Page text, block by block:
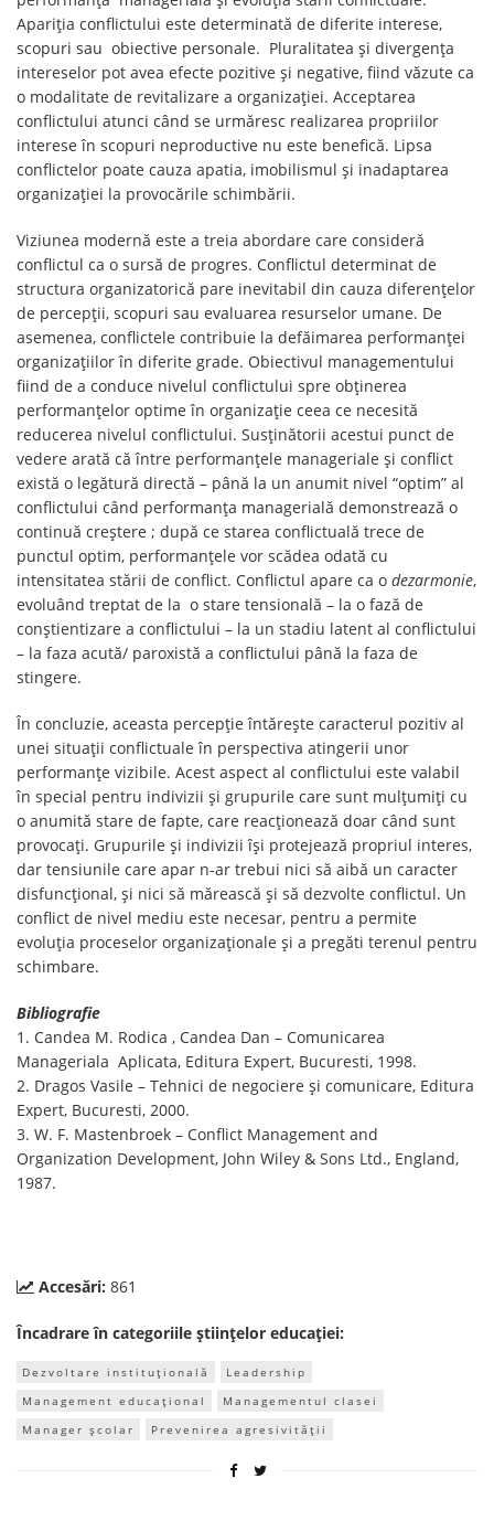
Apariția conflictului este determinată de diferite interese,
scopuri sau obiective personale. Pluralitatea și divergența
intereselor pot avea efecte pozitive și negative, fiind văzute ca
o modalitate de revitalizare a organizației. Acceptarea
conflictului atunci când se urmăresc realizarea propriilor
interese în scopuri neproductive nu este benefică. Lipsa
conflictelor poate cauza apatia, imobilismul și inadaptarea
organizației la provocările schimbării.
Viziunea modernă este a treia abordare care consideră
conflictul ca o sursă de progres. Conflictul determinat de
structura organizatorică pare inevitabil din cauza diferențelor
de percepții, scopuri sau evaluarea resurselor umane. De
asemenea, conflictele contribuie la defăimarea performanței
organizațiilor în diferite grade. Obiectivul managementului
fiind de a conduce nivelul conflictului spre obținerea
performanțelor optime în organizație ceea ce necesită
reducerea nivelul conflictului. Susținătorii acestui punct de
vedere arată că între performanțele manageriale și conflict
există o legătură directă – până la un anumit nivel “optim” al
conflictului când performanța managerială demonstrează o
continuă creștere ; după ce starea conflictuală trece de
punctul optim, performanțele vor scădea odată cu
intensitatea stării de conflict. Conflictul apare ca o dezarmonie,
evoluând treptat de la o stare tensională – la o fază de
conștientizare a conflictului – la un stadiu latent al conflictului
– la faza acută/ paroxistă a conflictului până la faza de
stingere.
În concluzie, aceasta percepție întărește caracterul pozitiv al
unei situații conflictuale în perspectiva atingerii unor
performanțe vizibile. Acest aspect al conflictului este valabil
în special pentru indivizii și grupurile care sunt mulțumiți cu
o anumită stare de fapte, care reacționează doar când sunt
provocați. Grupurile și indivizii își protejează propriul interes,
dar tensiunile care apar n-ar trebui nici să aibă un caracter
disfuncțional, și nici să mărească și să dezvolte conflictul. Un
conflict de nivel mediu este necesar, pentru a permite
evoluția proceselor organizaționale și a pregăti terenul pentru
schimbare.
Bibliografie
1. Candea M. Rodica , Candea Dan – Comunicarea
Manageriala Aplicata, Editura Expert, Bucuresti, 1998.
2. Dragos Vasile – Tehnici de negociere și comunicare, Editura
Expert, Bucuresti, 2000.
3. W. F. Mastenbroek – Conflict Management and
Organization Development, John Wiley & Sons Ltd., England,
1987.
Accesări: 861
Încadrare în categoriile științelor educației:
Dezvoltare instituțională
Leadership
Management educațional
Managementul clasei
Manager școlar
Prevenirea agresivității